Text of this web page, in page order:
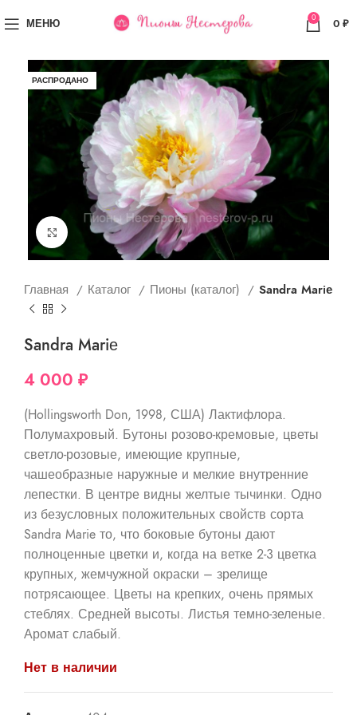
МЕНЮ 0 0 ₽
РАСПРОДАНО
Увеличить
Главная Каталог Пионы (каталог) Sandra Mariе
Sandra Mariе
4 000 ₽
(Hollingsworth Don, 1998, США) Лактифлора.
Полумахровый. Бутоны розово-кремовые, цветы
светло-розовые, имеющие крупные,
чашеобразные наружные и мелкие внутренние
лепестки. В центре видны желтые тычинки. Одно
из безусловных положительных свойств сорта
Sandra Marie то, что боковые бутоны дают
полноценные цветки и, когда на ветке 2-3 цветка
крупных, жемчужной окраски – зрелище
потрясающее. Цветы на крепких, очень прямых
стеблях. Средней высоты. Листья темно-зеленые.
Аромат слабый.
Нет в наличии